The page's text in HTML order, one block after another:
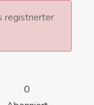
registrierter
0